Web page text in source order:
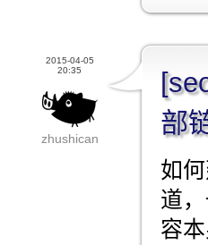
2015-04-05
20:35
zhushican
部
如
道
容